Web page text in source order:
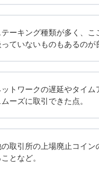
テーキング種類が多く、こ
ていないものもあるのが
ットワークの遅延やタイム
ムーズに取引できた点。
取引所の上場廃止コイン
ことなど。